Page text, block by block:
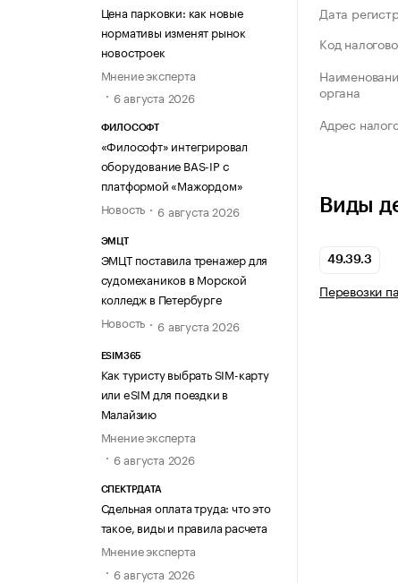
Цена парковки: как новые
нормативы изменят рынок
новостроек
Мнение эксперта
6 августа 2026
ФИЛОСОФТ
«Философт» интегрировал
оборудование BAS-IP с
платформой «Мажордом»
Новость
6 августа 2026
ЭМЦТ
ЭМЦТ поставила тренажер для
судомехаников в Морской
колледж в Петербурге
Новость
6 августа 2026
ESIM365
Как туристу выбрать SIM-карту
или eSIM для поездки в
Малайзию
Мнение эксперта
6 августа 2026
СПЕКТРДАТА
Сдельная оплата труда: что это
такое, виды и правила расчета
Мнение эксперта
6 августа 2026
Дата
Код
органа
Адрес
Виды
49.39.3
Перевозки